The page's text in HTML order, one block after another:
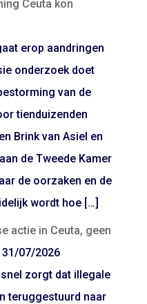
Ceuta kon
erop aandringen
onderzoek doet
van de
tienduizenden
Brink van Asiel en
de Tweede Kamer
de oorzaken en de
wordt hoe […]
actie in Ceuta, geen
31/07/2026
zorgt dat illegale
teruggestuurd naar